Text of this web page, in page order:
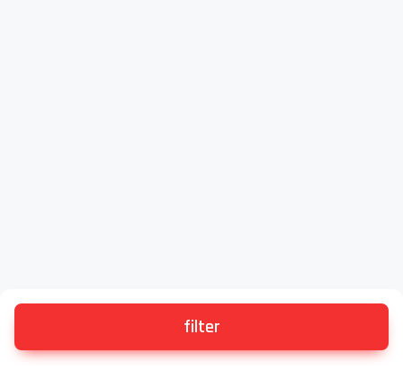
filter